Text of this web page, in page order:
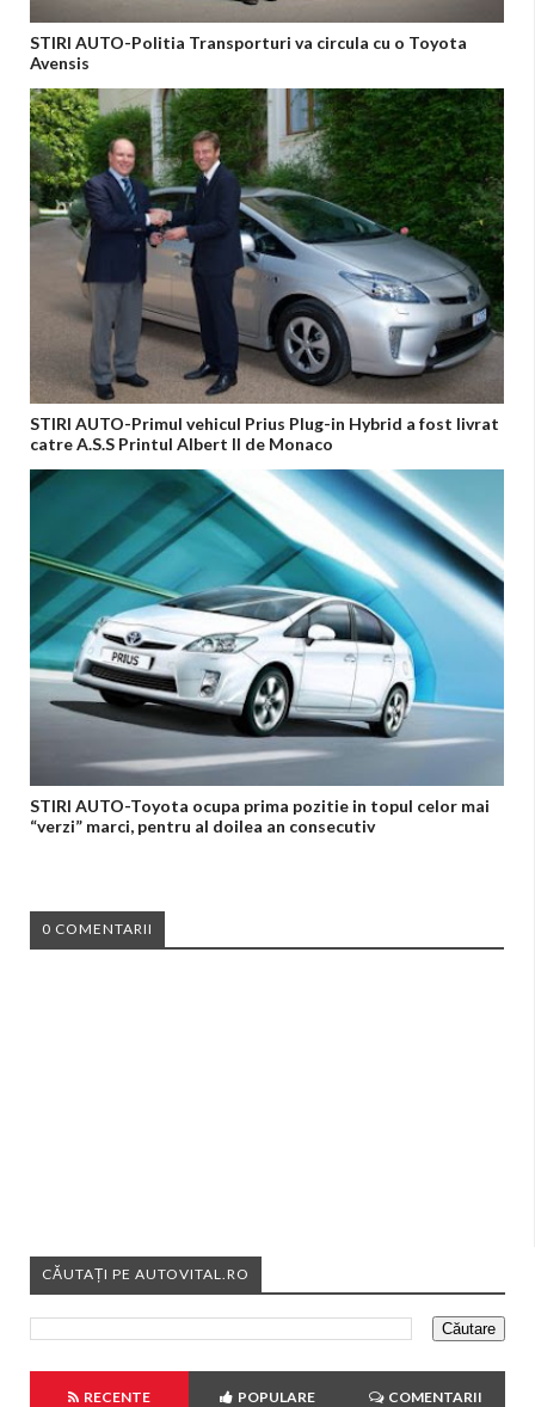
STIRI AUTO-Politia Transporturi va circula cu o Toyota
Avensis
STIRI AUTO-Primul vehicul Prius Plug-in Hybrid a fost livrat
catre A.S.S Printul Albert II de Monaco
STIRI AUTO-Toyota ocupa prima pozitie in topul celor mai
“verzi” marci, pentru al doilea an consecutiv
0 COMENTARII
CĂUTAȚI PE AUTOVITAL.RO
RECENTE POPULARE COMENTARII